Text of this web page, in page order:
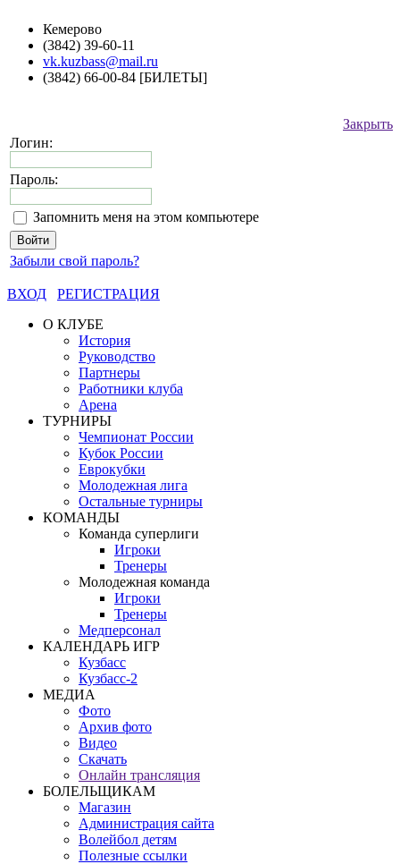
Кемерово
(3842) 39-60-11
vk.kuzbass@mail.ru
(3842) 66-00-84 [БИЛЕТЫ]
Закрыть
Логин:
Пароль:
Запомнить меня на этом компьютере
Забыли свой пароль?
ВХОД
РЕГИСТРАЦИЯ
О КЛУБЕ
История
Руководство
Партнеры
Работники клуба
Арена
ТУРНИРЫ
Чемпионат России
Кубок России
Еврокубки
Молодежная лига
Остальные турниры
КОМАНДЫ
Команда суперлиги
Игроки
Тренеры
Молодежная команда
Игроки
Тренеры
Медперсонал
КАЛЕНДАРЬ ИГР
Кузбасс
Кузбасс-2
МЕДИА
Фото
Архив фото
Видео
Скачать
Онлайн трансляция
БОЛЕЛЬЩИКАМ
Магазин
Администрация сайта
Волейбол детям
Полезные ссылки